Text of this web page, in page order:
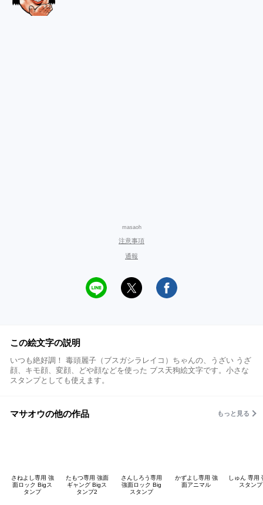
masaoh
注意事項
通報
この絵文字の説明
いつも絶好調！ 毒頭麗子（ブスガシラレイコ）ちゃんの、うざい うざ
顔、キモ顔、変顔、どや顔などを使った ブス天狗絵文字です。小さな
スタンプとしても使えます。
マサオウの他の作品 もっと見る
さねよし専用 強
面ロック Bigス
タンプ
たもつ専用 強面
ギャング Bigス
タンプ2
さんしろう専用
強面ロック Big
スタンプ
かずよし専用 強
面アニマル
しゅん 専用
スタンプ